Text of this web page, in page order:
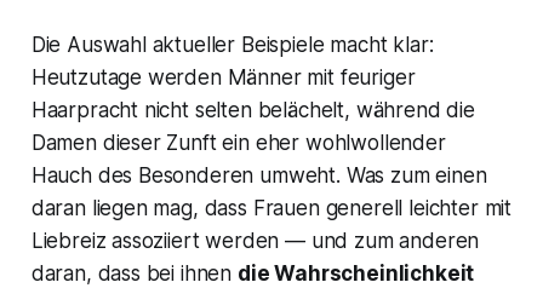
Die Auswahl aktueller Beispiele macht klar:
Heutzutage werden Männer mit feuriger
Haarpracht nicht selten belächelt, während die
Damen dieser Zunft ein eher wohlwollender
Hauch des Besonderen umweht. Was zum einen
daran liegen mag, dass Frauen generell leichter mit
Liebreiz assoziiert werden — und zum anderen
daran, dass bei ihnen die Wahrscheinlichkeit